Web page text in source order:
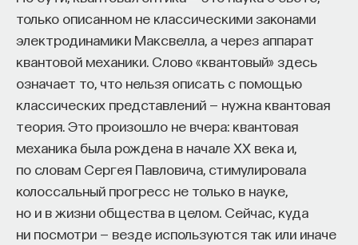
только описанном не классическими законами
электродинамики Максвелла, а через аппарат
квантовой механики. Слово «квантовый» здесь
означает то, что нельзя описать с помощью
классических представлений — нужна квантовая
теория. Это произошло не вчера: квантовая
механика была рождена в начале XX века и,
по словам Сергея Павловича, стимулировала
колоссальный прогресс не только в науке,
но и в жизни общества в целом. Сейчас, куда
ни посмотри — везде используются так или иначе
Внеси свой вклад в дело
просвещения!
ПОДДЕРЖАТЬ ПОСТНАУКУ